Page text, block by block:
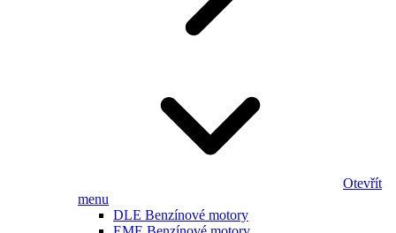
Otevřít
menu
DLE Benzínové motory